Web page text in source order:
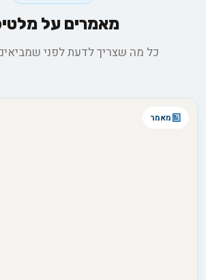
מאמרים על
כל מה שצריך לדעת לפני
מאמר